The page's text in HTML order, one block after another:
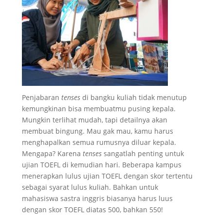
Penjabaran tensesdi bangku kuliah tidak menutup
kemungkinan bisa membuatmu pusing kepala.
Mungkin terlihat mudah, tapi detailnya akan
membuat bingung. Mau gak mau, kamu harus
menghapalkan semua rumusnya diluar kepala.
Mengapa? Karena tensessangatlah penting untuk
ujian TOEFL di kemudian hari. Beberapa kampus
menerapkan lulus ujian TOEFL dengan skor tertentu
sebagai syarat lulus kuliah. Bahkan untuk
mahasiswa sastra inggris biasanya harus luus
dengan skor TOEFL diatas 500, bahkan 550!